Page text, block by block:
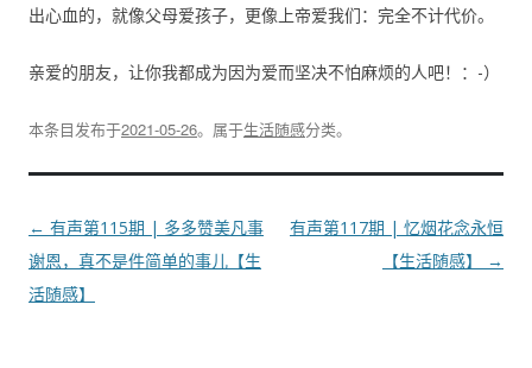
出心血的，就像父母爱孩子，更像上帝爱我们：完全不计代价。
亲爱的朋友，让你我都成为因为爱而坚决不怕麻烦的人吧！：-）
本条目发布于2021-05-26。属于生活随感分类。
文
章
导
← 有声第115期 | 多多赞美凡事
谢恩，真不是件简单的事儿【生
活随感】
有声第117期 | 忆烟花念永恒
【生活随感】
→